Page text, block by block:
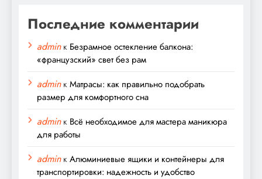
Последние комментарии
adminк Безрамное остекление балкона:
«французский» свет без рам
adminкМатрасы: как правильно подобрать
размер для комфортного сна
adminк Всё необходимое для мастера маникюра
для работы
adminкАлюминиевые ящики и контейнеры для
транспортировки: надежность и удобство